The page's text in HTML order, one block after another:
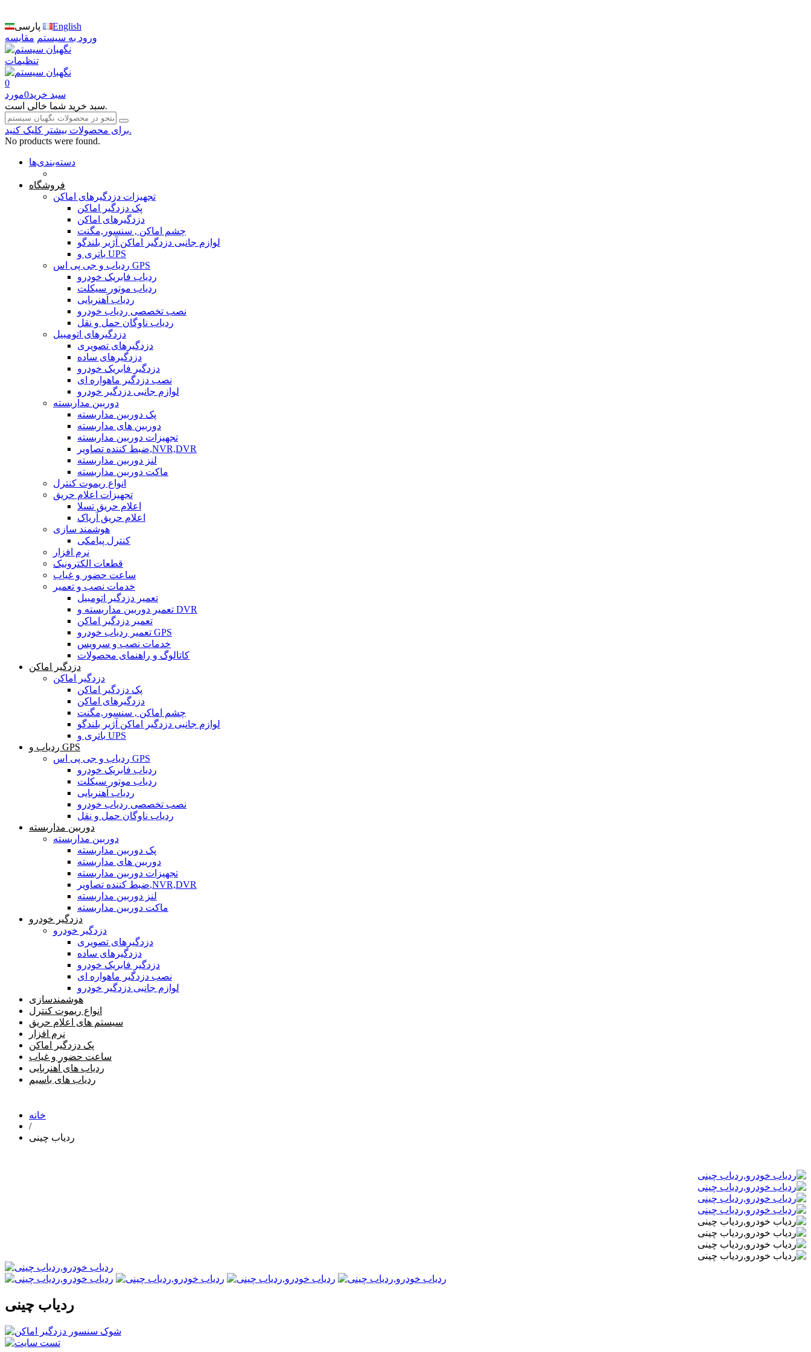
پارسی
English
ورود به سیستم مقایسه
تنظیمات
0
سبد خرید0مورد
سبد خرید شما خالی است.
برای محصولات بیشتر کلیک کنید.
No products were found.
دسته‌بندی‌ها
فروشگاه
تجهیزات دزدگیرهای اماکن
پک دزدگیر اماکن
دزدگیرهای اماکن
چشم اماکن , سنسور,مگنت
لوازم جانبی دزدگیر اماکن آژیر بلندگو
باتری و UPS
ردیاب و جی پی اس GPS
ردیاب فابریک خودرو
ردیاب موتور سیکلت
ردیاب آهنربایی
نصب تخصصی ردیاب خودرو
ردیاب ناوگان حمل و نقل
دزدگیرهای اتومبیل
دزدگیرهای تصویری
دزدگیرهای ساده
دزدگیر فابریک خودرو
نصب دزدگیر ماهواره ای
لوازم جانبی دزدگیر خودرو
دوربین مداربسته
پک دوربین مداربسته
دوربین های مداربسته
تجهیزات دوربین مداربسته
ضبط کننده تصاویر,NVR,DVR
لنز دوربین مداربسته
ماکت دوربین مداربسته
انواع ریموت کنترل
تجهیزات اعلام حریق
اعلام حریق تسلا
اعلام حریق آریاک
هوشمند سازی
کنترل پیامکی
نرم افزار
قطعات الکترونیک
ساعت حضور و غیاب
خدمات نصب و تعمیر
تعمیر دزدگیر اتومبیل
تعمیر دوربین مداربسته و DVR
تعمیر دزدگیر اماکن
تعمیر ردیاب خودرو GPS
خدمات نصب و سرویس
کاتالوگ و راهنمای محصولات
دزدگیر اماکن
دزدگیر اماکن
پک دزدگیر اماکن
دزدگیرهای اماکن
چشم اماکن , سنسور,مگنت
لوازم جانبی دزدگیر اماکن آژیر بلندگو
باتری و UPS
ردیاب و GPS
ردیاب و جی پی اس GPS
ردیاب فابریک خودرو
ردیاب موتور سیکلت
ردیاب آهنربایی
نصب تخصصی ردیاب خودرو
ردیاب ناوگان حمل و نقل
دوربین مداربسته
دوربین مداربسته
پک دوربین مداربسته
دوربین های مداربسته
تجهیزات دوربین مداربسته
ضبط کننده تصاویر,NVR,DVR
لنز دوربین مداربسته
ماکت دوربین مداربسته
دزدگیر خودرو
دزدگیر خودرو
دزدگیرهای تصویری
دزدگیرهای ساده
دزدگیر فابریک خودرو
نصب دزدگیر ماهواره ای
لوازم جانبی دزدگیر خودرو
هوشمندسازی
انواع ریموت کنترل
سیستم های اعلام حریق
نرم افزار
پک دزدگیر اماکن
ساعت حضور و غیاب
ردیاب های آهنربایی
ردیاب های باسیم
خانه
/
ردیاب چینی
ردیاب چینی